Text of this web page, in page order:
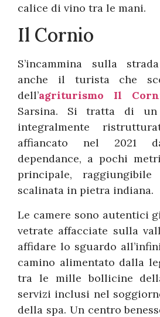
calice di vino tra le mani.
Il Cornio
S’incammina sulla
anche il turista che
dell’agriturismo Il
Sarsina. Si tratta di
integralmente
affiancato nel 2021
dependance, a pochi
principale,
scalinata in pietra indiana.
Le camere sono autentici
vetrate affacciate sulla
affidare lo sguardo
camino alimentato dalla
tra le mille bollicine
servizi inclusi nel
della spa. Un centro